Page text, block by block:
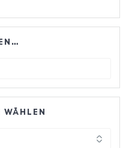
WÄHLEN